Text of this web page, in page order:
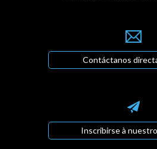
Contáctanos
Inscribirse à